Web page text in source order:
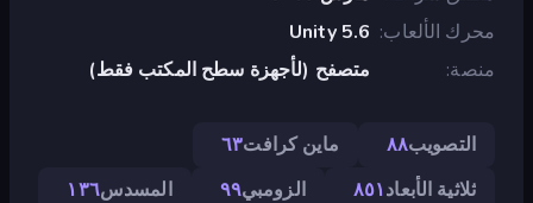
محرك الألعاب Unity 5.6
منصة
متصفح (لأجهزة سطح المكتب فقط)
التصويب٨٨ ماين كرافت٦٣
ثلاثية الأبعاد٨٥١ الزومبي٩٩ المسدس١٣٦